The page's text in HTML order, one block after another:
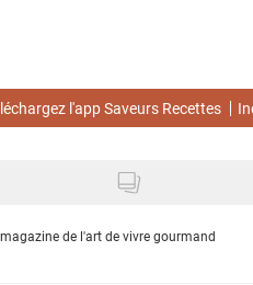
l'app Saveurs Recettes
magazine de l'art de vivre gourmand